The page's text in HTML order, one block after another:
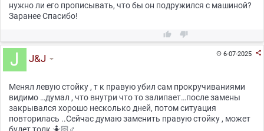
нужно ли его прописывать, что бы он подружился с машиной?
Заранее Спасибо!
 
6-07-2025 
J&J
Менял левую стойку , т к правую убил сам прокручиваниями
видимо …думал , что внутри что то залипает…после замены
закрывался хорошо несколько дней, потом ситуация
повторилась ..Сейчас думаю заменить правую стойку , может